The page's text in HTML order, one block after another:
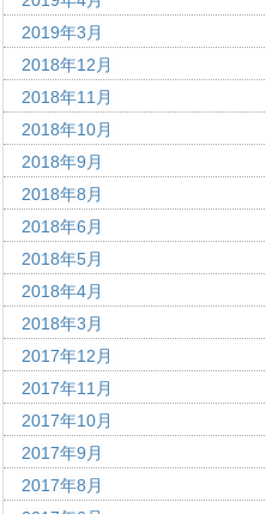
2019年3月
2018年12月
2018年11月
2018年10月
2018年9月
2018年8月
2018年6月
2018年5月
2018年4月
2018年3月
2017年12月
2017年11月
2017年10月
2017年9月
2017年8月